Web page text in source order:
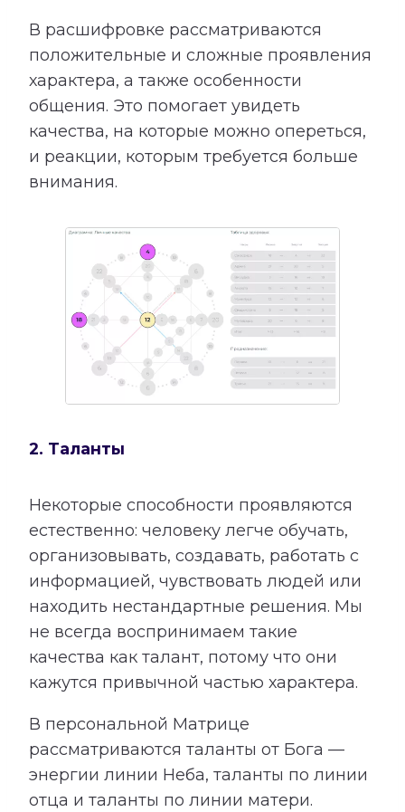
В расшифровке рассматриваются
положительные и сложные проявления
характера, а также особенности
общения. Это помогает увидеть
качества, на которые можно опереться,
и реакции, которым требуется больше
внимания.
2. Таланты
Некоторые способности проявляются
естественно: человеку легче обучать,
организовывать, создавать, работать с
информацией, чувствовать людей или
находить нестандартные решения. Мы
не всегда воспринимаем такие
качества как талант, потому что они
кажутся привычной частью характера.
В персональной Матрице
рассматриваются таланты от Бога —
энергии линии Неба, таланты по линии
отца и таланты по линии матери.